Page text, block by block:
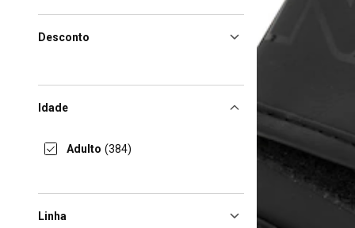
Desconto
Idade
Adulto (384)
Linha